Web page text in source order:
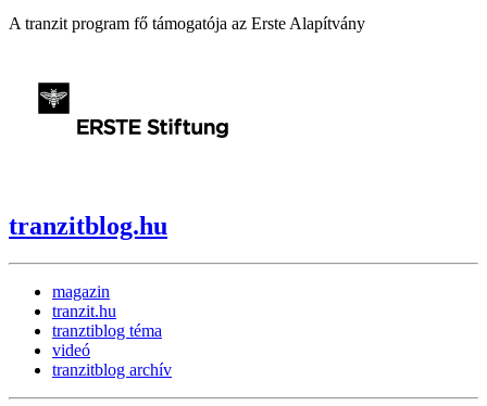
A tranzit program fő támogatója az Erste Alapítvány
tranzitblog.hu
magazin
tranzit.hu
tranztiblog téma
videó
tranzitblog archív